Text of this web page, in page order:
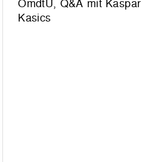
OmdtU, Q&A mit Kaspar
Kasics